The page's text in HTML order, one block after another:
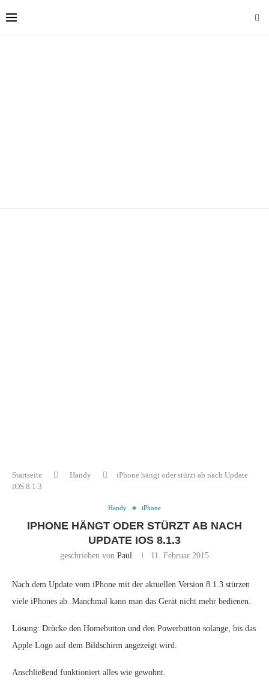
Startseite Handy
iPhone hängt oder stürzt ab nach Update
iOS 8.1.3
Handy iPhone
IPHONE HÄNGT ODER STÜRZT AB NACH
UPDATE IOS 8.1.3
geschrieben von Paul 11. Februar 2015
Nach dem Update vom iPhone mit der aktuellen Version 8.1.3 stürzen
viele iPhones ab. Manchmal kann man das Gerät nicht mehr bedienen.
Lösung: Drücke den Homebutton und den Powerbutton solange, bis das
Apple Logo auf dem Bildschirm angezeigt wird.
Anschließend funktioniert alles wie gewohnt.